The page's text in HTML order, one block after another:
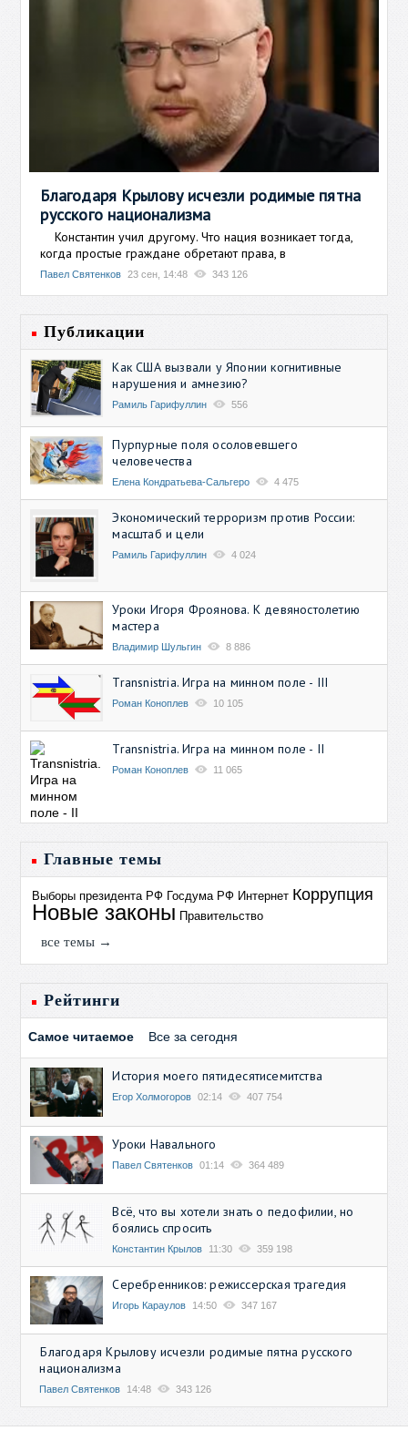
Благодаря Крылову исчезли родимые пятна
русского национализма
Константин учил другому. Что нация возникает тогда,
когда простые граждане обретают права, в
Павел Святенков 23 сен, 14:48 343 126
Публикации
Как США вызвали у Японии когнитивные
нарушения и амнезию?
Рамиль Гарифуллин 556
Пурпурные поля осоловевшего
человечества
Елена Кондратьева-Сальгеро 4 475
Экономический терроризм против России:
масштаб и цели
Рамиль Гарифуллин 4 024
Уроки Игоря Фроянова. К девяностолетию
мастера
Владимир Шульгин 8 886
Transnistria. Игра на минном поле - III
Роман Коноплев 10 105
Transnistria. Игра на минном поле - II
Роман Коноплев 11 065
Главные темы
Выборы президента РФ Госдума РФ Интернет Коррупция
Новые законы Правительство
все темы →
Рейтинги
Самое читаемое Все за сегодня
История моего пятидесятисемитства
Егор Холмогоров 02:14 407 754
Уроки Навального
Павел Святенков 01:14 364 489
Всё, что вы хотели знать о педофилии, но
боялись спросить
Константин Крылов 11:30 359 198
Серебренников: режиссерская трагедия
Игорь Караулов 14:50 347 167
Благодаря Крылову исчезли родимые пятна русского
национализма
Павел Святенков 14:48 343 126